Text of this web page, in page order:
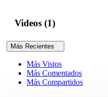
Videos (1)
Más Recientes
Más Vistos
Más Comentados
Más Compartidos